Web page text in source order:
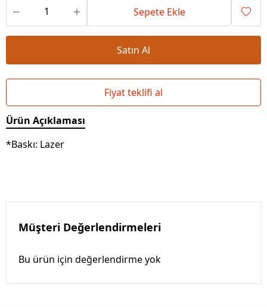
Sepete Ekle
Satın Al
Fiyat teklifi al
Ürün Açıklaması
*Baskı: Lazer
Müşteri Değerlendirmeleri
Bu ürün için değerlendirme yok